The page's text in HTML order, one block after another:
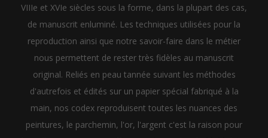
VIIIe et XVIe siècles sous la forme, dans la plupart des cas,
de manuscrit enluminé. Les techniques utilisées pour la
reproduction ainsi que notre savoir-faire dans le métier
nous permettent de rester très fidèles au manuscrit
original. Reliés en peau tannée suivant les méthodes
d'autrefois et édités sur un papier spécial fabriqué à la
main, nos codex reproduisent toutes les nuances des
peintures, le parchemin, l'or, l'argent c'est la raison pour